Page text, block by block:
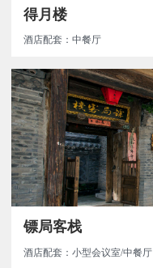
得月楼
酒店配套：中餐厅
镖局客栈
酒店配套：小型会议室/中餐厅